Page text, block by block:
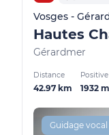
Vosges -
Hautes
Gérardmer
Distance
42.97 km 1932 m
Guidage vocal